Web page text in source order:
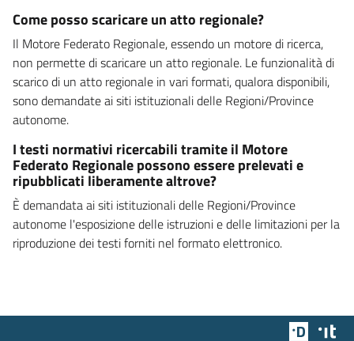
Come posso scaricare un atto regionale?
Il Motore Federato Regionale, essendo un motore di ricerca,
non permette di scaricare un atto regionale. Le funzionalità di
scarico di un atto regionale in vari formati, qualora disponibili,
sono demandate ai siti istituzionali delle Regioni/Province
autonome.
I testi normativi ricercabili tramite il Motore
Federato Regionale possono essere prelevati e
ripubblicati liberamente altrove?
È demandata ai siti istituzionali delle Regioni/Province
autonome l'esposizione delle istruzioni e delle limitazioni per la
riproduzione dei testi forniti nel formato elettronico.
Team